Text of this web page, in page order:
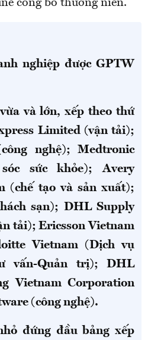
công bố thường niên.
nghiệp được GPTW
và lớn, xếp theo thứ
Limited (vận tải);
nghệ); Medtronic
sức khỏe); Avery
(chế tạo và sản xuất);
sạn); DHL Supply
tải); Ericsson Vietnam
Vietnam (Dịch vụ
vấn-Quản trị); DHL
Vietnam Corporation
(công nghệ).
đứng đầu bảng xếp